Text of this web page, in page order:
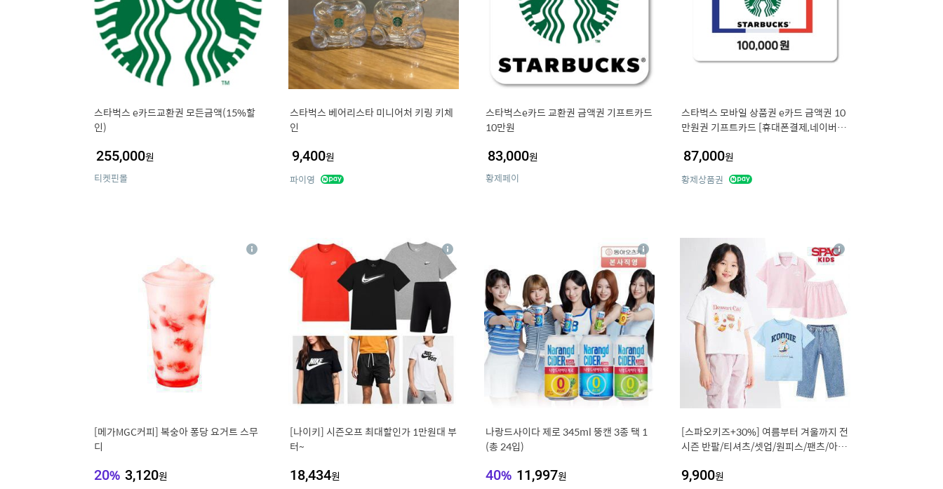
스타벅스 e카드교환권 모든금액(15%할
인)
255,000원
티켓핀몰
스타벅스 베어리스타 미니어처 키링 키체
인
9,400원
파이영
스타벅스e카드 교환권 금액권 기프트카드
10만원
83,000원
황제페이
스타벅스 모바일 상품권 e카드 금액권 10
만원권 기프트카드 [휴대폰결제,네이버페
87,000원
황제상품권
[메가MGC커피] 복숭아 퐁당 요거트 스무
디
20% 3,120원
상
10
[나이키] 시즌오프 최대할인가 1만원대 부
터~
18,434원
상
세
나랑드사이다 제로 345ml 뚱캔 3종 택 1
(총 24입)
40% 11,997원
상
세
12
[스파오키즈+30%] 여름부터 겨울까지 전
시즌 반팔/티셔츠/셋업/원피스/팬츠/아우
9,900원
상